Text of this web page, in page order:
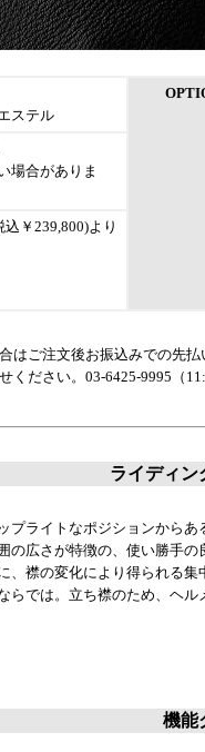
ステル
場合がありま
込￥239,800)より
はご注文後お振込みでの先払
ください。03-6425-9995（
ライディン
プライトなポジションから
の広さが特徴の、使い勝手の
、襟の変化により得られる
らでは。立ち襟のため、ヘル
機能